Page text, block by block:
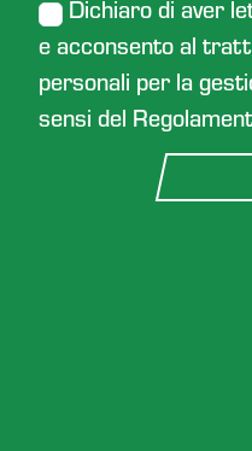
Dichiaro di aver
e acconsento al
personali per la
sensi del